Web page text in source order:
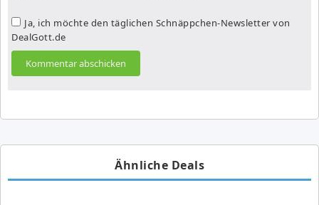
Ja, ich möchte den täglichen Schnäppchen-Newsletter von
DealGott.de
Ähnliche Deals